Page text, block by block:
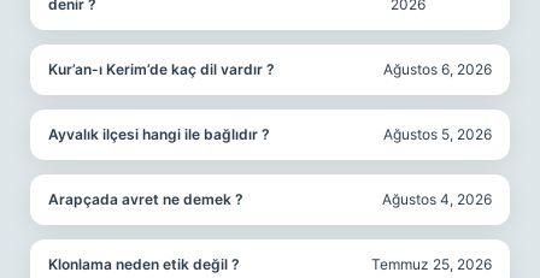
denir ?
2026
Kur’an-ı Kerim’de kaç dil vardır ? Ağustos 6, 2026
Ayvalık ilçesi hangi ile bağlıdır ? Ağustos 5, 2026
Arapçada avret ne demek ? Ağustos 4, 2026
Klonlama neden etik değil ? Temmuz 25, 2026